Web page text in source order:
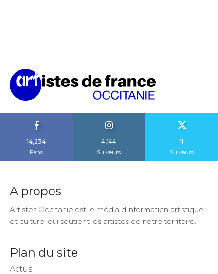
14,234
Fans
4,144
Suiveurs
11
Suiveurs
A propos
Artistes Occitanie est le média d’information artistique
et culturel qui soutient les artistes de notre territoire.
Plan du site
Actus